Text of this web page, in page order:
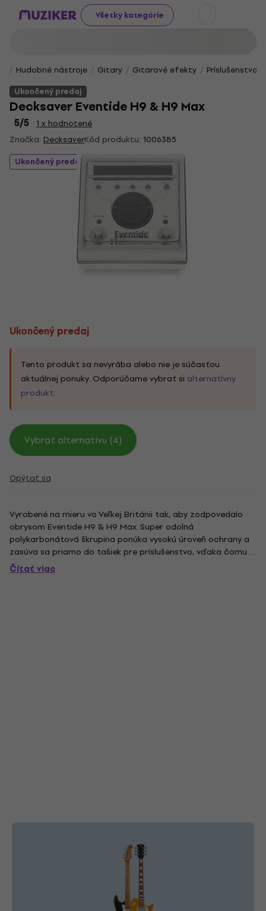
Všetky kategórie
Hudobné nástroje Gitary Gitarové efekty
Príslušenstvo
Ukončený predaj
Decksaver Eventide H9 & H9 Max
5/5
1 x hodnotené
Značka: DecksaverKód produktu: 1006385
Ukončený predaj
Ukončený predaj
Tento produkt sa nevyrába alebo nie je súčasťou
aktuálnej ponuky. Odporúčame vybrať si alternatívny
produkt.
Vybrať alternatívu (4)
Opýtať sa
Vyrobené na mieru vo Veľkej Británii tak, aby zodpovedalo
obrysom Eventide H9 & H9 Max. Super odolná
polykarbonátová škrupina ponúka vysokú úroveň ochrany a
zasúva sa priamo do tašiek pre príslušenstvo, vďaka čomu je
ideálna na cesty. Chráni fadery a ovládacie prvky pred
prachom, kvapalinou a náhodným nárazom, pričom
Čítať viac